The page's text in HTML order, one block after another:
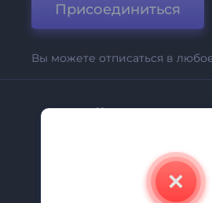
Присоединиться
Вы можете отписаться в
Компания
Свяжитесь С Нами